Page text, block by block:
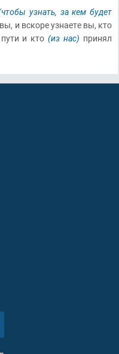
узнать, за кем будет
и вскоре узнаете вы, кто
и кто(из нас) принял